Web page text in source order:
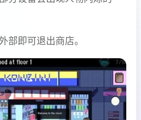
部即可退出商店。